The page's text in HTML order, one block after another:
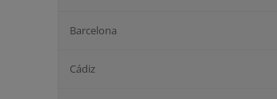
Barcelona
Cádiz